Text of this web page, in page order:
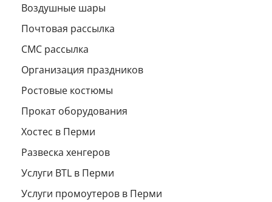
Воздушные шары
Почтовая рассылка
СМС рассылка
Организация праздников
Ростовые костюмы
Прокат оборудования
Хостес в Перми
Развеска хенгеров
Услуги BTL в Перми
Услуги промоутеров в Перми